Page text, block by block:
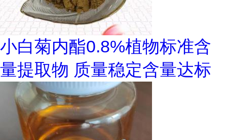
小白菊内酯0.8%植物标准含
量提取物 质量稳定含量达标